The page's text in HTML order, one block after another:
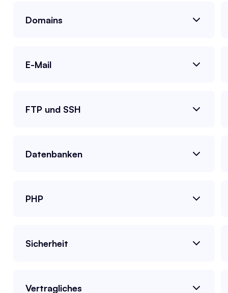
Domains
E-Mail
FTP und SSH
Datenbanken
PHP
Sicherheit
Vertragliches